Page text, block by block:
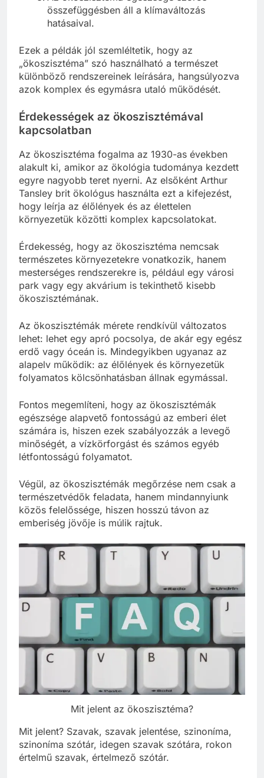
összefüggésben áll a klímaváltozás
hatásaival.
Ezek a példák jól szemléltetik, hogy az
„ökoszisztéma” szó használható a természet
különböző rendszereinek leírására, hangsúlyozva
azok komplex és egymásra utaló működését.
Érdekességek az ökoszisztémával
kapcsolatban
Az ökoszisztéma fogalma az 1930-as években
alakult ki, amikor az ökológia tudománya kezdett
egyre nagyobb teret nyerni. Az elsőként Arthur
Tansley brit ökológus használta ezt a kifejezést,
hogy leírja az élőlények és az élettelen
környezetük közötti komplex kapcsolatokat.
Érdekesség, hogy az ökoszisztéma nemcsak
természetes környezetekre vonatkozik, hanem
mesterséges rendszerekre is, például egy városi
park vagy egy akvárium is tekinthető kisebb
ökoszisztémának.
Az ökoszisztémák mérete rendkívül változatos
lehet: lehet egy apró pocsolya, de akár egy egész
erdő vagy óceán is. Mindegyikben ugyanaz az
alapelv működik: az élőlények és környezetük
folyamatos kölcsönhatásban állnak egymással.
Fontos megemlíteni, hogy az ökoszisztémák
egészsége alapvető fontosságú az emberi élet
számára is, hiszen ezek szabályozzák a levegő
minőségét, a vízkörforgást és számos egyéb
létfontosságú folyamatot.
Végül, az ökoszisztémák megőrzése nem csak a
természetvédők feladata, hanem mindannyiunk
közös felelőssége, hiszen hosszú távon az
emberiség jövője is múlik rajtuk.
Mit jelent az ökoszisztéma?
Mit jelent? Szavak, szavak jelentése, szinoníma,
szinoníma szótár, idegen szavak szótára, rokon
értelmű szavak, értelmező szótár.